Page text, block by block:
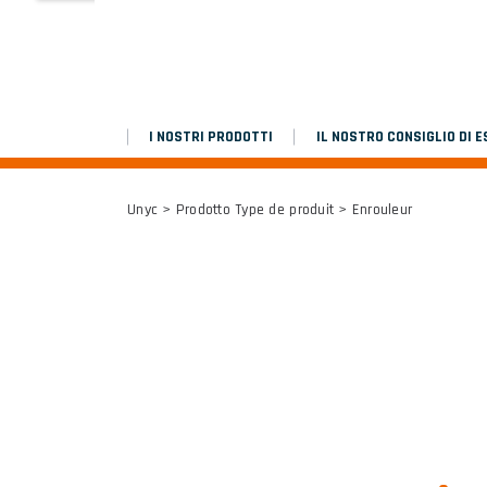
TUTTI I RISULTATI
I NOSTRI PRODOTTI IL NOSTRO CONSIGLIO DI
Unyc > Prodotto Type de produit > Enrouleur